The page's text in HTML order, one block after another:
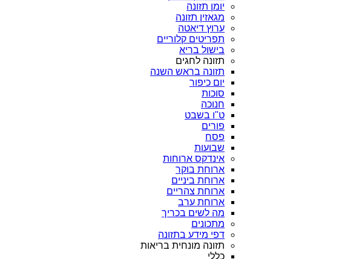
יומן תזונה
מגאזין תזונה
ערוץ דיאטה
תפריטים קלוריים
בישול בריא
תזונה לחגים
תזונה בראש השנה
יום כיפור
סוכות
חנוכה
ט"ו בשבט
פורים
פסח
שבועות
אינדקס ארוחות
ארוחת בוקר
ארוחת ביניים
ארוחת צהריים
ארוחת ערב
מה לשים בכריך
מתכונים
דפי מידע בתזונה
תזונה מונחית בריאות
כללי